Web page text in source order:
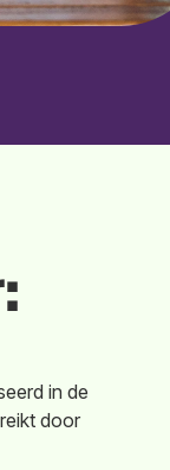
in de
door